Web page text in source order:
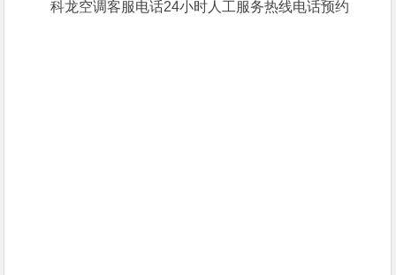
科龙空调客服电话24小时人工服务热线电话预约